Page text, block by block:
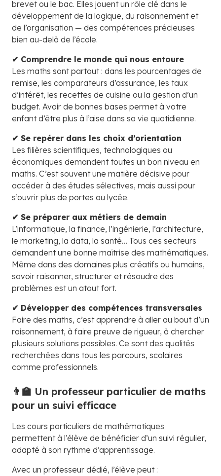
brevet ou le bac. Elles jouent un rôle clé dans le
développement de la logique, du raisonnement et
de l’organisation — des compétences précieuses
bien au-delà de l’école.
✔ Comprendre le monde qui nous entoure
Les maths sont partout : dans les pourcentages de
remise, les comparateurs d’assurance, les taux
d’intérêt, les recettes de cuisine ou la gestion d’un
budget. Avoir de bonnes bases permet à votre
enfant d’être plus à l’aise dans sa vie quotidienne.
✔ Se repérer dans les choix d’orientation
Les filières scientifiques, technologiques ou
économiques demandent toutes un bon niveau en
maths. C’est souvent une matière décisive pour
accéder à des études sélectives, mais aussi pour
s’ouvrir plus de portes au lycée.
✔ Se préparer aux métiers de demain
L’informatique, la finance, l’ingénierie, l’architecture,
le marketing, la data, la santé… Tous ces secteurs
demandent une bonne maîtrise des mathématiques.
Même dans des domaines plus créatifs ou humains,
savoir raisonner, structurer et résoudre des
problèmes est un atout fort.
✔ Développer des compétences transversales
Faire des maths, c’est apprendre à aller au bout d’un
raisonnement, à faire preuve de rigueur, à chercher
plusieurs solutions possibles. Ce sont des qualités
recherchées dans tous les parcours, scolaires
comme professionnels.
👨‍🏫 Un professeur particulier de maths
pour un suivi efficace
Les cours particuliers de mathématiques
permettent à l’élève de bénéficier d’un suivi régulier,
adapté à son rythme d’apprentissage.
Avec un professeur dédié, l’élève peut :